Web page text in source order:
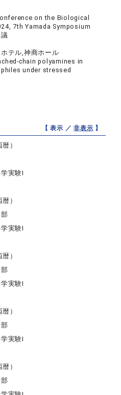
on the Biological
7th Yamada Symposium
テル,神商ホール
chain polyamines in
under stressed
【 表示 ／非表示 】
）
実験I
）
実験I
）
実験I
）
実験I
）